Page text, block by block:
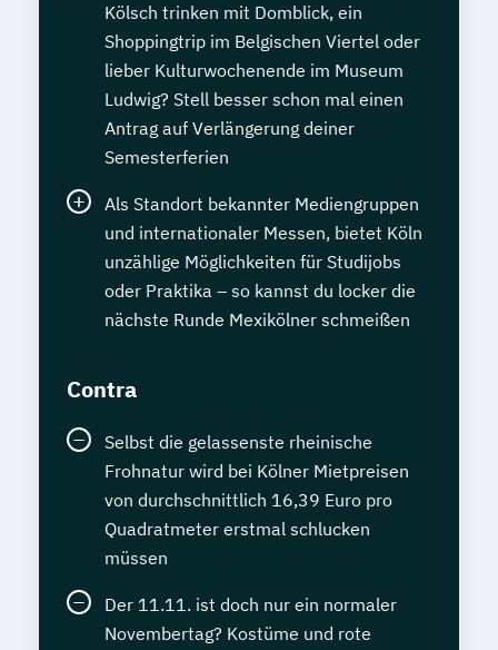
Kölsch trinken mit Domblick, ein
Shoppingtrip im Belgischen Viertel oder
lieber Kulturwochenende im Museum
Ludwig? Stell besser schon mal einen
Antrag auf Verlängerung deiner
Semesterferien
Als Standort bekannter Mediengruppen
und internationaler Messen, bietet Köln
unzählige Möglichkeiten für Studijobs
oder Praktika – so kannst du locker die
nächste Runde Mexikölner schmeißen
Contra
Selbst die gelassenste rheinische
Frohnatur wird bei Kölner Mietpreisen
von durchschnittlich 16,39 Euro pro
Quadratmeter erstmal schlucken
müssen
Der 11.11. ist doch nur ein normaler
Novembertag? Kostüme und rote